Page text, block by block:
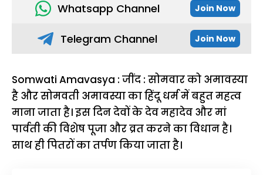
Whatsapp Channel Join Now
Telegram Channel Join Now
Somwati Amavasya : जींद : सोमवार को अमावस्या
है और सोमवती अमावस्या का हिंदू धर्म में बहुत महत्व
माना जाता है। इस दिन देवों के देव महादेव और मां
पार्वती की विशेष पूजा और व्रत करने का विधान है।
साथ ही पितरों का तर्पण किया जाता है।